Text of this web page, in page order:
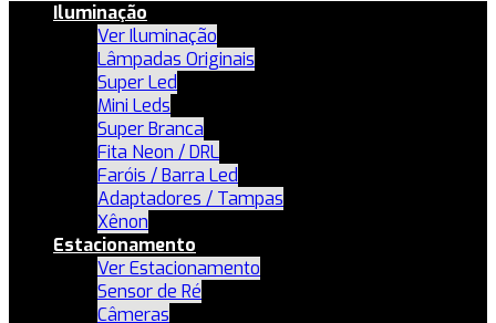
Iluminação
Ver Iluminação
Lâmpadas Originais
Super Led
Mini Leds
Super Branca
Fita Neon / DRL
Faróis / Barra Led
Adaptadores / Tampas
Xênon
Estacionamento
Ver Estacionamento
Sensor de Ré
Câmeras